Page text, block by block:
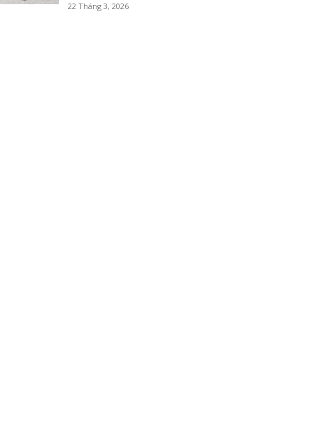
22 Tháng 3, 2026